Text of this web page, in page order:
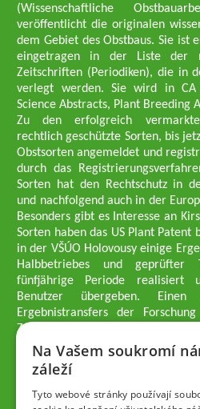
(Wissenschaftliche
veröffentlicht die originalen
dem Gebiet des Obstbaus. Sie ist
eingetragen in der Liste der
Zeitschriften (Periodiken), die in
verlegt werden. Sie wird in CA
Science Abstracts, Plant Breeding
Zu den erfolgreich
rechtlich geschützte Sorten, bis
Obstsorten angemeldet und
durch das
Sorten hat den Rechtschutz in
und nachfolgend auch in der
Besonders gibt es Interesse an
Sorten haben das US Plant
in der VŠÚO Holovousy einige
Halbbetriebes und geprüfter
fünfjährige Periode realisiert
Benutzer übergeben.
Ergebnistransfers der
Züchtungsmethodik dar, die an
professionelle Obstzüchter
Geschäftsführer der Gesellschaft
Dipl.-Ing. Tomáš Zmeškal
Dipl.-Ing. Jaroslav Vácha
Na Vašem soukromí
záleží
Tyto webové stránky používají